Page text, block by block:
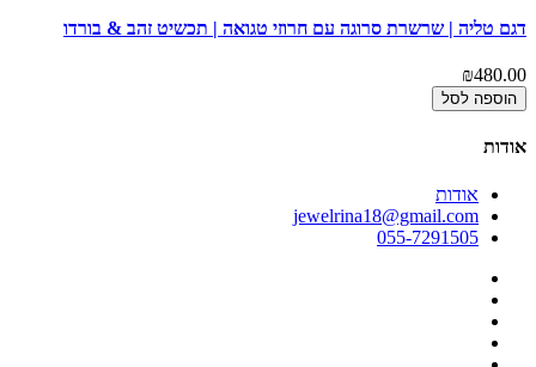
דגם טליה | שרשרת סרוגה עם חרוזי טגואה | תכשיט זהב & בורדו
₪480.00
הוספה לסל
אודות
אודות
jewelrina18@gmail.com
055-7291505